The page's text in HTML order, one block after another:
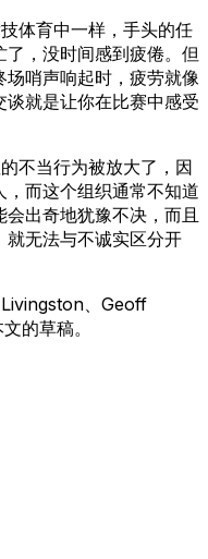
体育中一样，手头的任
，没时间感到疲倦。但
哨声响起时，疲劳就像
就是让你在比赛中感受
不当行为被放大了，因
而这个组织通常不知道
出奇地犹豫不决，而且
就无法与不诚实区分开
、Geoff
的草稿。